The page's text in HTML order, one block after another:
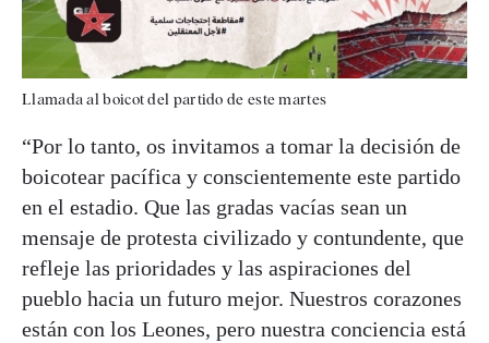
Llamada al boicot del partido de este martes
“Por lo tanto, os invitamos a tomar la decisión de
boicotear pacífica y conscientemente este partido
en el estadio. Que las gradas vacías sean un
mensaje de protesta civilizado y contundente, que
refleje las prioridades y las aspiraciones del
pueblo hacia un futuro mejor. Nuestros corazones
están con los Leones, pero nuestra conciencia está